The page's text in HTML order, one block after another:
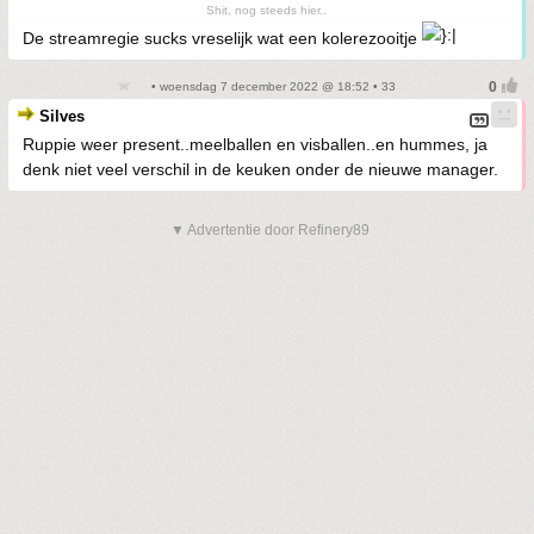
Shit, nog steeds hier..
De streamregie sucks vreselijk wat een kolerezooitje
• woensdag 7 december 2022 @ 18:52 • 33
Silves
Ruppie weer present..meelballen en visballen..en hummes, ja
denk niet veel verschil in de keuken onder de nieuwe manager.
▼ Advertentie door Refinery89